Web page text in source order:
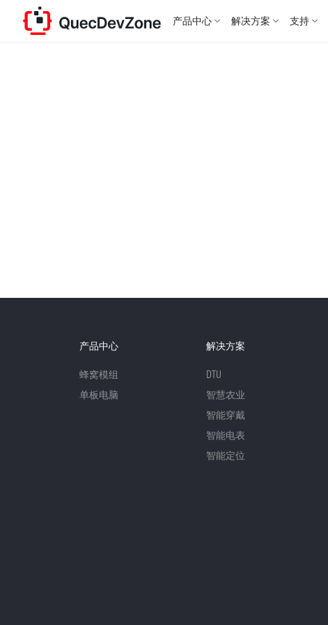
产品中心 解决方案 支持
产品中心
蜂窝模组
单板电脑
解决方案
DTU
智慧农业
智能穿戴
智能电表
智能定位